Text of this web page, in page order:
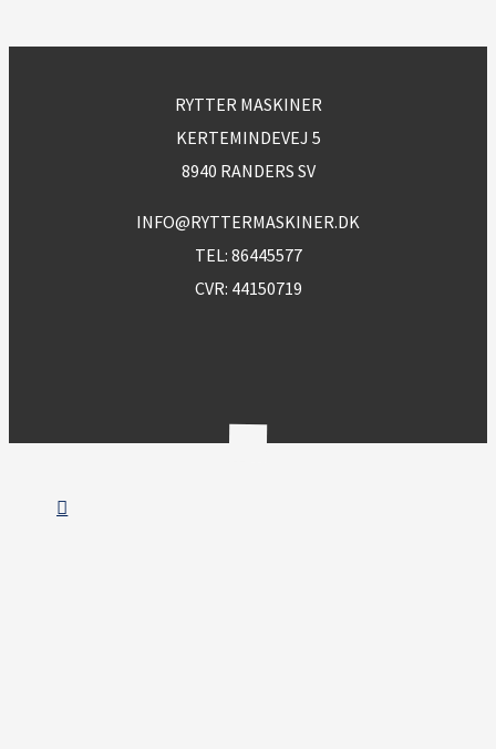
RYTTER MASKINER
KERTEMINDEVEJ 5
8940 RANDERS SV
INFO@RYTTERMASKINER.DK
TEL: 86445577
CVR: 44150719